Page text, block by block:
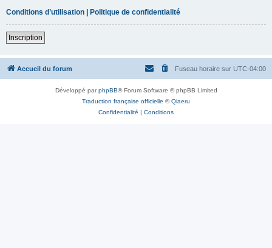
Conditions d’utilisation | Politique de confidentialité
Inscription
Accueil du forum Fuseau horaire sur UTC-04:00
Développé parphpBB® Forum Software © phpBB Limited
Traduction française officielle ©Qiaeru
Confidentialité | Conditions